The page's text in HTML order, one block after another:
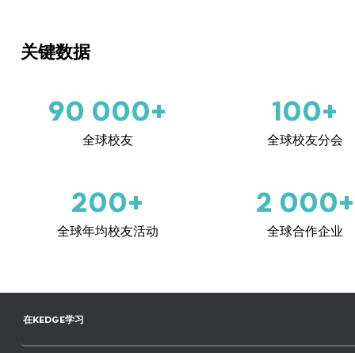
关键数据
90 000+
全球校友
100+
全球校友分会
200+
全球年均校友活动
2 000+
全球合作企业
在KEDGE学习